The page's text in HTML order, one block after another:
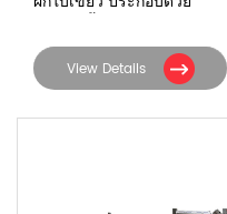
View Details